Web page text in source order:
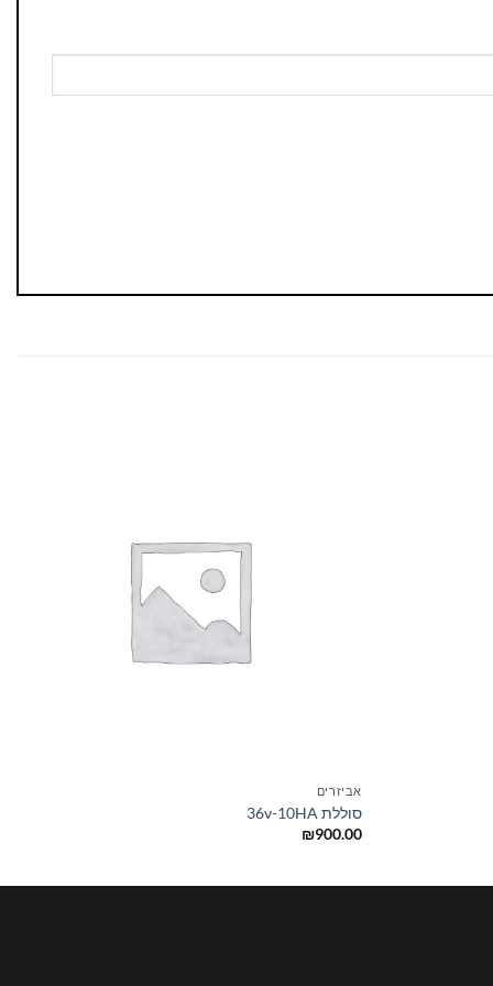
אביזרים
סוללת 36v-10HA
₪900.00